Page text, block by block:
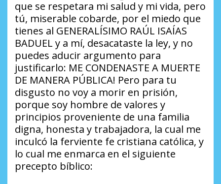
que se respetara mi salud y mi vida, pero
tú, miserable cobarde, por el miedo que
tienes al GENERALÍSIMO RAÚL ISAÍAS
BADUEL y a mí, desacataste la ley, y no
puedes aducir argumento para
justificarlo: ME CONDENASTE A MUERTE
DE MANERA PÚBLICA! Pero para tu
disgusto no voy a morir en prisión,
porque soy hombre de valores y
principios proveniente de una familia
digna, honesta y trabajadora, la cual me
inculcó la ferviente fe cristiana católica, y
lo cual me enmarca en el siguiente
precepto bíblico: